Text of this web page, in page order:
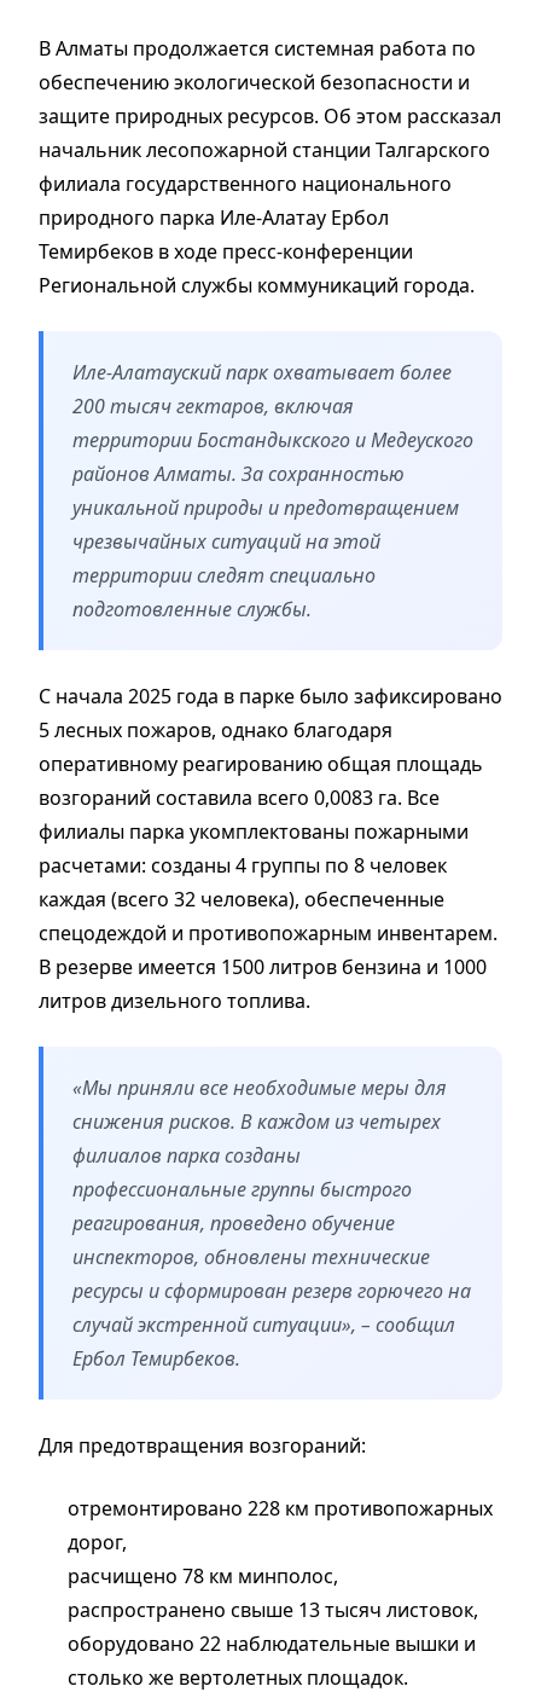
В Алматы продолжается системная работа по
обеспечению экологической безопасности и
защите природных ресурсов. Об этом рассказал
начальник лесопожарной станции Талгарского
филиала государственного национального
природного парка Иле-Алатау Ербол
Темирбеков в ходе пресс-конференции
Региональной службы коммуникаций города.
Иле-Алатауский парк охватывает более
200 тысяч гектаров, включая
территории Бостандыкского и Медеуского
районов Алматы. За сохранностью
уникальной природы и предотвращением
чрезвычайных ситуаций на этой
территории следят специально
подготовленные службы.
С начала 2025 года в парке было зафиксировано
5 лесных пожаров, однако благодаря
оперативному реагированию общая площадь
возгораний составила всего 0,0083 га. Все
филиалы парка укомплектованы пожарными
расчетами: созданы 4 группы по 8 человек
каждая (всего 32 человека), обеспеченные
спецодеждой и противопожарным инвентарем.
В резерве имеется 1500 литров бензина и 1000
литров дизельного топлива.
«Мы приняли все необходимые меры для
снижения рисков. В каждом из четырех
филиалов парка созданы
профессиональные группы быстрого
реагирования, проведено обучение
инспекторов, обновлены технические
ресурсы и сформирован резерв горючего на
случай экстренной ситуации», – сообщил
Ербол Темирбеков.
Для предотвращения возгораний:
отремонтировано 228 км противопожарных
дорог,
расчищено 78 км минполос,
распространено свыше 13 тысяч листовок,
оборудовано 22 наблюдательные вышки и
столько же вертолетных площадок.